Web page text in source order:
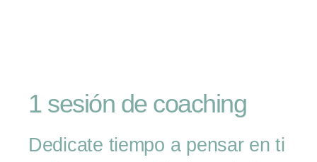
1 sesión de coaching
Dedicate tiempo a pensar en ti